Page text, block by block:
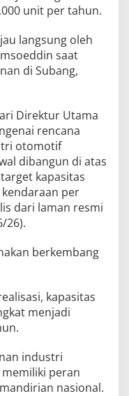
unit per tahun.
langsung oleh
saat
di Subang,
Direktur Utama
rencana
otomotif
dibangun di atas
kapasitas
per
dari laman resmi
26).
berkembang
kapasitas
menjadi
industri
peran
nasional.